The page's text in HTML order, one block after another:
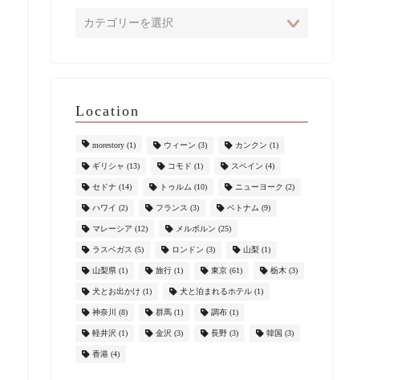
Location
morestory(1) ウィーン (3) カンクン (1)
ギリシャ (13) コモド (1) スペイン (4)
セドナ (14) トゥルム (10) ニューヨーク (2)
ハワイ (2) フランス (3) ベトナム (9)
マレーシア (12) メルボルン (25)
ラスベガス (5) ロンドン (3) 山梨 (1)
山梨県(1) 旅行(1) 東京(61) 栃木(3)
犬とお出かけ (1) 犬と泊まれるホテル(1)
神奈川 (8) 群馬(1) 調布(1)
軽井沢 (1) 金沢 (3) 長野(3) 韓国 (3)
香港(4)